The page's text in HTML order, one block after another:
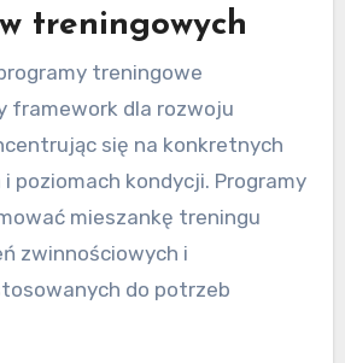
treningowych
treningowe
framework dla rozwoju
się na konkretnych
poziomach kondycji. Programy
mieszankę treningu
zwinnościowych i
do potrzeb